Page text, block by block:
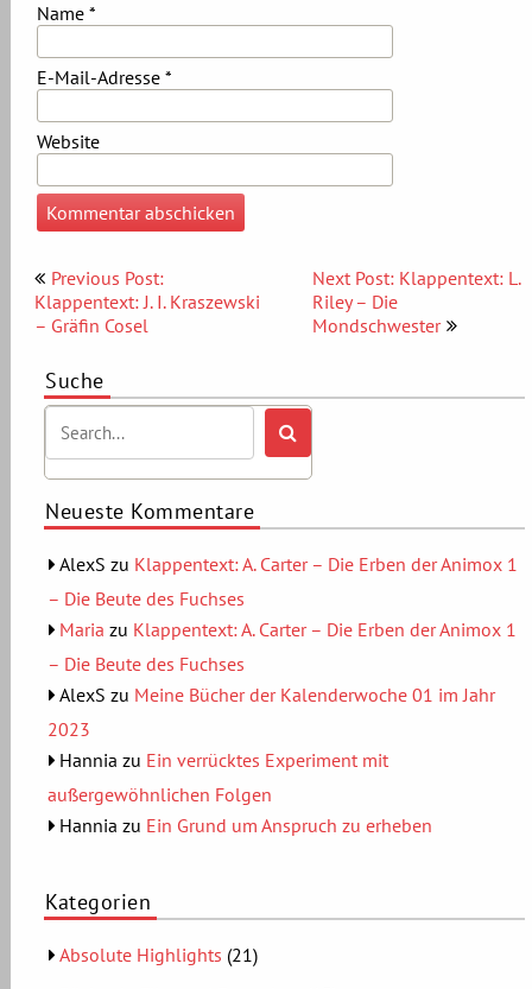
Name *
E-Mail-Adresse *
Website
Beitragsnavigation
Previous Post:
Klappentext: J. I. Kraszewski
– Gräfin Cosel
Next Post: Klappentext: L.
Riley – Die
Mondschwester
Suche
Neueste Kommentare
AlexS zu Klappentext: A. Carter – Die Erben der Animox 1
– Die Beute des Fuchses
Maria zu Klappentext: A. Carter – Die Erben der Animox 1
– Die Beute des Fuchses
AlexS zu Meine Bücher der Kalenderwoche 01 im Jahr
2023
Hannia zu Ein verrücktes Experiment mit
außergewöhnlichen Folgen
Hannia zu Ein Grund um Anspruch zu erheben
Kategorien
Absolute Highlights (21)